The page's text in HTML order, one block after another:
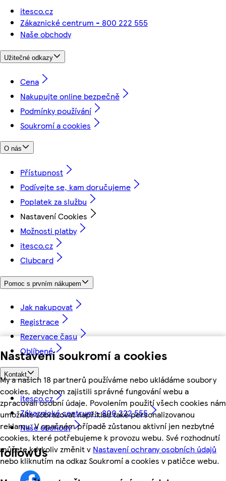
Nastavení soukromí a cookies
My a našich 18 partnerů používáme nebo ukládáme soubory
cookies, abychom zajistili správné fungování webu a
zpracovali osobní údaje. Povolením použití všech cookies nám
umožníte zobrazovat například také personalizovanou
reklamu. V opačném případě zůstanou aktivní jen nezbytné
cookies, které potřebujeme k provozu webu. Své rozhodnutí
můžete kdykoliv změnit v Nastavení ochrany osobních údajů
nebo kliknutím na odkaz Soukromí a cookies v patičce webu.
itesco.cz
Zákaznické centrum - 800 222 555
Naše obchody
Užitečné odkazy
Cena
Nakupujte online bezpečně
Podmínky používání
Soukromí a cookies
O nás
Přístupnost
Podívejte se, kam doručujeme
Poplatek za službu
Nastavení Cookies
Možnosti platby
itesco.cz
Clubcard
Pomoc s prvním nákupem
Jak nakupovat
Registrace
Rezervace času
Oblíbené
Kontakt
itesco.cz
Zákaznické centrum - 800 222 555
Naše obchody
followUs